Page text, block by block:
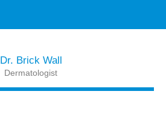
Dr. Brick Wall
Dermatologist